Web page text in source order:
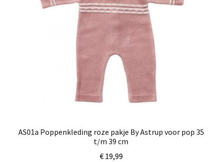
AS01a Poppenkleding roze pakje By Astrup voor pop 35
t/m 39 cm
€19,99